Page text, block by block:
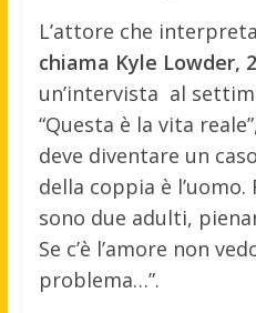
L’attore che interpreta
chiama Kyle Lowder,
un’intervista al
“Questa è la vita
deve diventare un
della coppia è l’uomo.
sono due adulti,
Se c’è l’amore non
problema…”.